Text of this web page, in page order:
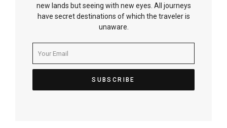
new lands but seeing with new eyes. All journeys
have secret destinations of which the traveler is
unaware.